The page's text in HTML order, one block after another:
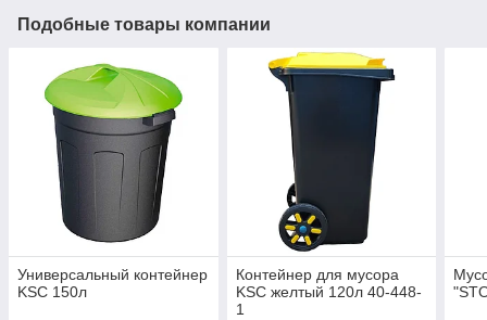
Подобные товары компании
Универсальный контейнер
KSC 150л
Контейнер для мусора
KSC желтый 120л 40-448-
1